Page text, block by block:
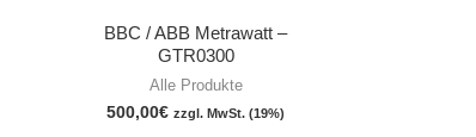
BBC / ABB Metrawatt –
GTR0300
Alle Produkte
500,00€ zzgl. MwSt. (19%)